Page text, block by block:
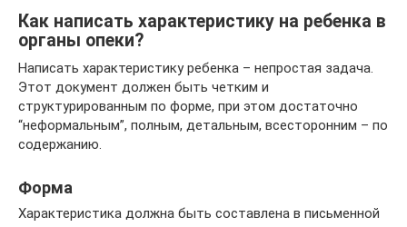
Как написать характеристику на ребенка в
органы опеки?
Написать характеристику ребенка – непростая задача.
Этот документ должен быть четким и
структурированным по форме, при этом достаточно
“неформальным”, полным, детальным, всесторонним – по
содержанию.
Форма
Характеристика должна быть составлена в письменной